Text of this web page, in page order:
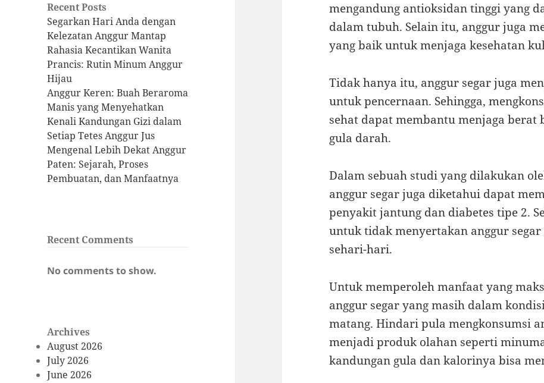
Recent Posts
Segarkan Hari Anda dengan
Kelezatan Anggur Mantap
Rahasia Kecantikan Wanita
Prancis: Rutin Minum Anggur
Hijau
Anggur Keren: Buah Beraroma
Manis yang Menyehatkan
Kenali Kandungan Gizi dalam
Setiap Tetes Anggur Jus
Mengenal Lebih Dekat Anggur
Paten: Sejarah, Proses
Pembuatan, dan Manfaatnya
Recent Comments
No comments to show.
Archives
August 2026
July 2026
June 2026
mengandung antioksidan tinggi yang
dalam tubuh. Selain itu, anggur juga
yang baik untuk menjaga kesehatan
Tidak hanya itu, anggur segar juga
untuk pencernaan. Sehingga,
sehat dapat membantu menjaga
gula darah.
Dalam sebuah studi yang dilakukan
anggur segar juga diketahui dapat
penyakit jantung dan diabetes tipe 2.
untuk tidak menyertakan anggur
sehari-hari.
Untuk memperoleh manfaat yang
anggur segar yang masih dalam
matang. Hindari pula mengkonsumsi
menjadi produk olahan seperti
kandungan gula dan kalorinya bisa